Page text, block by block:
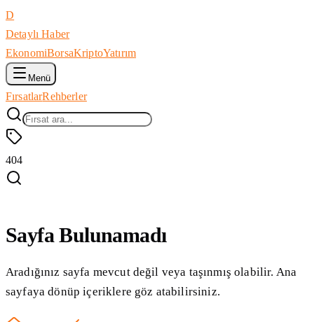
D
Detaylı Haber
EkonomiBorsaKriptoYatırım
Menü
FırsatlarRehberler
404
Sayfa Bulunamadı
Aradığınız sayfa mevcut değil veya taşınmış olabilir. Ana
sayfaya dönüp içeriklere göz atabilirsiniz.